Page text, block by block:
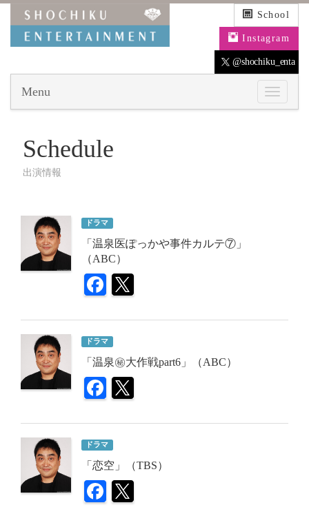
School
Instagram
@shochiku_enta
Menu
Schedule
出演情報
ドラマ
「温泉医ぽっかや事件カルテ⑦」
（ABC）
ドラマ
「温泉㊙大作戦part6」（ABC）
ドラマ
「恋空」（TBS）